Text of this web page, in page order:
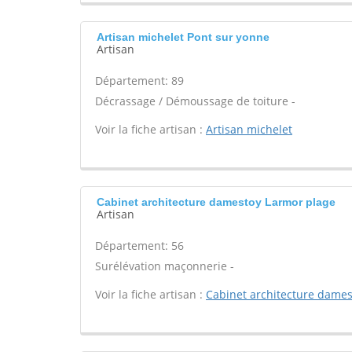
Artisan michelet Pont sur yonne
Artisan
Département: 89
Décrassage / Démoussage de toiture -
Voir la fiche artisan : Artisan michelet
Cabinet architecture damestoy Larmor plage
Artisan
Département: 56
Surélévation maçonnerie -
Voir la fiche artisan : Cabinet architecture